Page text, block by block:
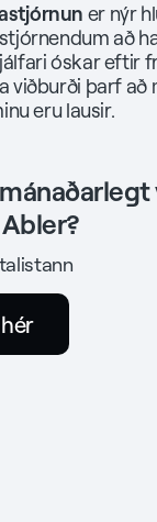
er nýr
að
óskar eftir
viðburði þarf að
eru lausir.